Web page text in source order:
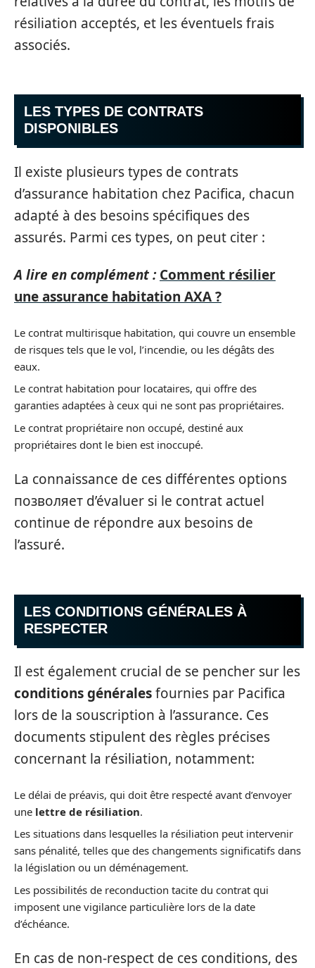
résiliation acceptés, et les éventuels frais
associés.
LES TYPES DE CONTRATS
DISPONIBLES
Il existe plusieurs types de contrats
d’assurance habitation chez Pacifica, chacun
adapté à des besoins spécifiques des
assurés. Parmi ces types, on peut citer :
A lire en complément : Comment résilier
une assurance habitation AXA ?
Le contrat multirisque habitation, qui couvre un ensemble
de risques tels que le vol, l’incendie, ou les dégâts des
eaux.
Le contrat habitation pour locataires, qui offre des
garanties adaptées à ceux qui ne sont pas propriétaires.
Le contrat propriétaire non occupé, destiné aux
propriétaires dont le bien est inoccupé.
La connaissance de ces différentes options
позволяет d’évaluer si le contrat actuel
continue de répondre aux besoins de
l’assuré.
LES CONDITIONS GÉNÉRALES À
RESPECTER
Il est également crucial de se pencher sur les
conditions généralesfournies par Pacifica
lors de la souscription à l’assurance. Ces
documents stipulent des règles précises
concernant la résiliation, notamment:
Le délai de préavis, qui doit être respecté avant d’envoyer
une lettre de résiliation.
Les situations dans lesquelles la résiliation peut intervenir
sans pénalité, telles que des changements significatifs dans
la législation ou un déménagement.
Les possibilités de reconduction tacite du contrat qui
imposent une vigilance particulière lors de la date
d’échéance.
En cas de non-respect de ces conditions, des